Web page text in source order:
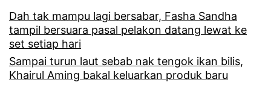
Dah tak mampu lagi bersabar, Fasha Sandha
tampil bersuara pasal pelakon datang lewat ke
set setiap hari
Sampai turun laut sebab nak tengok ikan bilis,
Khairul Aming bakal keluarkan produk baru